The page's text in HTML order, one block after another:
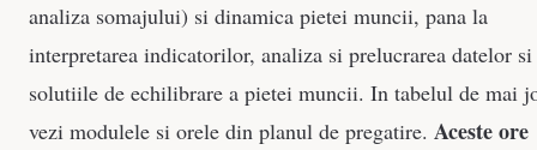
analiza somajului) si dinamica pietei muncii, pana la
interpretarea indicatorilor, analiza si prelucrarea datelor si
solutiile de echilibrare a pietei muncii. In tabelul de mai
vezi modulele si orele din planul de pregatire. Aceste ore